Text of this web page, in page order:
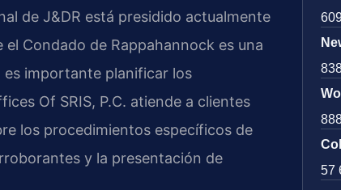
de J&DR está presidido actualmente
Condado de Rappahannock es una
importante planificar los
Of SRIS, P.C. atiende a clientes
los procedimientos específicos de
y la presentación de
57